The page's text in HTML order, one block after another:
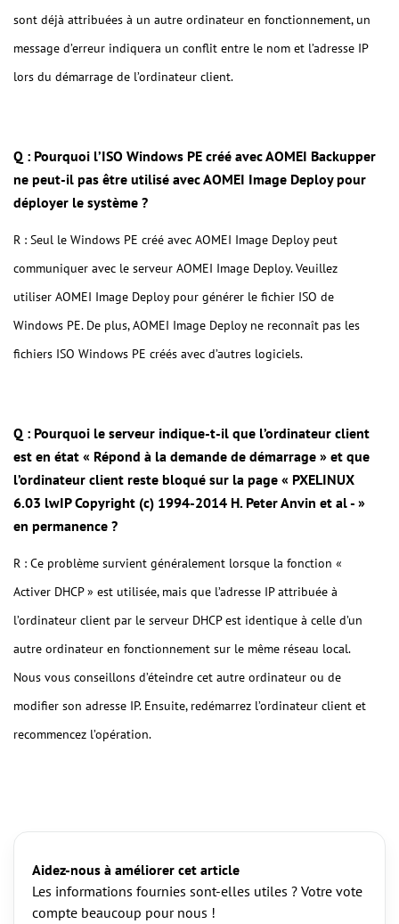
sont déjà attribuées à un autre ordinateur en fonctionnement, un
message d’erreur indiquera un conflit entre le nom et l’adresse IP
lors du démarrage de l’ordinateur client.
Q : Pourquoi l’ISO Windows PE créé avec AOMEI Backupper
ne peut-il pas être utilisé avec AOMEI Image Deploy pour
déployer le système ?
R : Seul le Windows PE créé avec AOMEI Image Deploy peut
communiquer avec le serveur AOMEI Image Deploy. Veuillez
utiliser AOMEI Image Deploy pour générer le fichier ISO de
Windows PE. De plus, AOMEI Image Deploy ne reconnaît pas les
fichiers ISO Windows PE créés avec d’autres logiciels.
Q : Pourquoi le serveur indique-t-il que l’ordinateur client
est en état « Répond à la demande de démarrage » et que
l’ordinateur client reste bloqué sur la page « PXELINUX
6.03 lwIP Copyright (c) 1994-2014 H. Peter Anvin et al - »
en permanence ?
R : Ce problème survient généralement lorsque la fonction «
Activer DHCP » est utilisée, mais que l’adresse IP attribuée à
l’ordinateur client par le serveur DHCP est identique à celle d’un
autre ordinateur en fonctionnement sur le même réseau local.
Nous vous conseillons d’éteindre cet autre ordinateur ou de
modifier son adresse IP. Ensuite, redémarrez l’ordinateur client et
recommencez l’opération.
Aidez-nous à améliorer cet article
Les informations fournies sont-elles utiles ? Votre vote
compte beaucoup pour nous !